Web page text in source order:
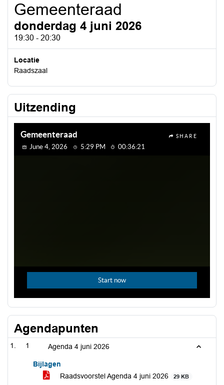
Gemeenteraad
donderdag 4 juni 2026
19:30 - 20:30
Locatie
Raadszaal
Uitzending
Agendapunten
1 Agenda 4 juni 2026
Bijlagen
Raadsvoorstel Agenda 4 juni 2026
29 KB